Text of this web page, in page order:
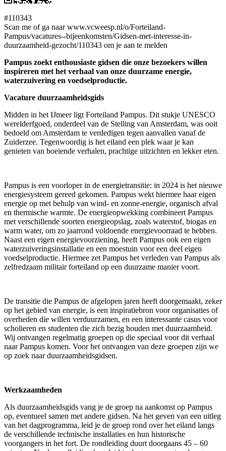
#110343
Scan me of ga naar www.vcweesp.nl/o/Forteiland-
Pampus/vacatures--bijeenkomsten/Gidsen-met-interesse-in-
duurzaamheid-gezocht/110343 om je aan te melden
Pampus zoekt enthousiaste gidsen die onze bezoekers willen
inspireren met het verhaal van onze duurzame energie,
waterzuivering en voedselproductie.
Vacature duurzaamheidsgids
Midden in het IJmeer ligt Forteiland Pampus. Dit stukje UNESCO
werelderfgoed, onderdeel van de Stelling van Amsterdam, was ooit
bedoeld om Amsterdam te verdedigen tegen aanvallen vanaf de
Zuiderzee. Tegenwoordig is het eiland een plek waar je kan
genieten van boeiende verhalen, prachtige uitzichten en lekker eten.
Pampus is een voorloper in de energietransitie: in 2024 is het nieuwe
energiesysteem gereed gekomen. Pampus wekt hiermee haar eigen
energie op met behulp van wind- en zonne-energie, organisch afval
en thermische warmte. De energieopwekking combineert Pampus
met verschillende soorten energieopslag, zoals waterstof, biogas en
warm water, om zo jaarrond voldoende energievoorraad te hebben.
Naast een eigen energievoorziening, heeft Pampus ook een eigen
waterzuiveringsinstallatie en een moestuin voor een deel eigen
voedselproductie. Hiermee zet Pampus het verleden van Pampus als
zelfredzaam militair forteiland op een duurzame manier voort.
De transitie die Pampus de afgelopen jaren heeft doorgemaakt, zeker
op het gebied van energie, is een inspiratiebron voor organisaties of
overheden die willen verduurzamen, en een interessante casus voor
scholieren en studenten die zich bezig houden met duurzaamheid.
Wij ontvangen regelmatig groepen op die speciaal voor dit verhaal
naar Pampus komen. Voor het ontvangen van deze groepen zijn we
op zoek naar duurzaamheidsgidsen.
Werkzaamheden
Als duurzaamheidsgids vang je de groep na aankomst op Pampus
op, eventueel samen met andere gidsen. Na het geven van een uitleg
van het dagprogramma, leid je de groep rond over het eiland langs
de verschillende technische installaties en hun historische
voorgangers in het fort. De rondleiding duurt doorgaans 45 – 60